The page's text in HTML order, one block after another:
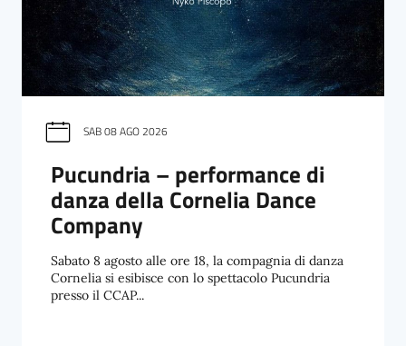
SAB 08 AGO 2026
Pucundria – performance di
danza della Cornelia Dance
Company
Sabato 8 agosto alle ore 18, la compagnia di danza
Cornelia si esibisce con lo spettacolo Pucundria
presso il CCAP...